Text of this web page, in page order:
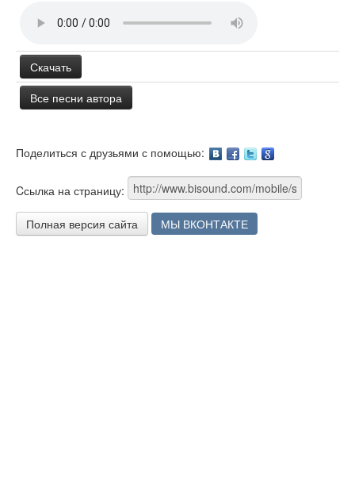
Скачать
Все песни автора
Поделиться с друзьями с помощью:
Cсылка на страницу:
Полная версия сайта МЫ ВКОНТАКТЕ